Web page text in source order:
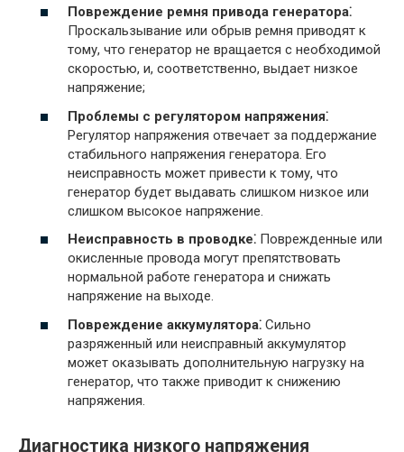
Повреждение ремня привода генератора⁚
Проскальзывание или обрыв ремня приводят к
тому, что генератор не вращается с необходимой
скоростью, и, соответственно, выдает низкое
напряжение;
Проблемы с регулятором напряжения⁚
Регулятор напряжения отвечает за поддержание
стабильного напряжения генератора. Его
неисправность может привести к тому, что
генератор будет выдавать слишком низкое или
слишком высокое напряжение.
Неисправность в проводке⁚ Поврежденные или
окисленные провода могут препятствовать
нормальной работе генератора и снижать
напряжение на выходе.
Повреждение аккумулятора⁚ Сильно
разряженный или неисправный аккумулятор
может оказывать дополнительную нагрузку на
генератор, что также приводит к снижению
напряжения.
Диагностика низкого напряжения